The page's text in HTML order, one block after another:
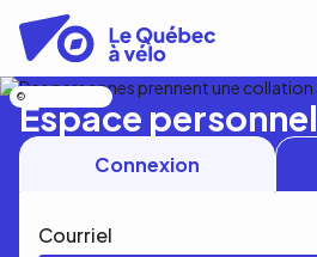
contenu
principal
Espace personnel
Connexion
Courriel